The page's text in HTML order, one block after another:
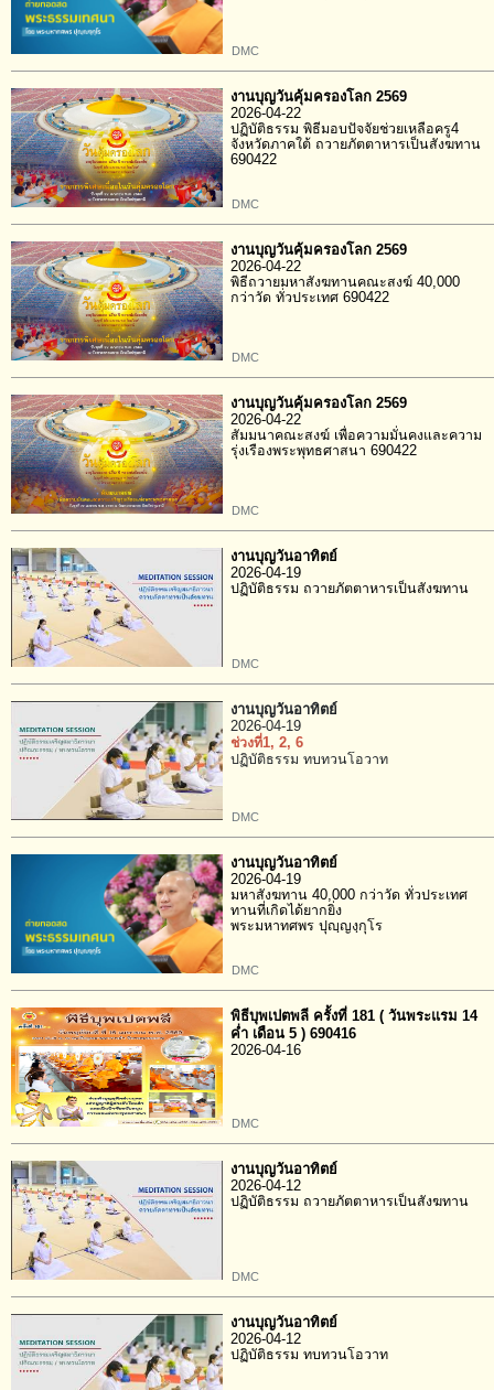
DMC
งานบุญวันคุ้มครองโลก 2569
2026-04-22
ปฏิบัติธรรม พิธีมอบปัจจัยช่วยเหลือครู4
จังหวัดภาคใต้ ถวายภัตตาหารเป็นสังฆทาน
690422
DMC
งานบุญวันคุ้มครองโลก 2569
2026-04-22
พิธีถวายมหาสังฆทานคณะสงฆ์ 40,000
กว่าวัด ทั่วประเทศ 690422
DMC
งานบุญวันคุ้มครองโลก 2569
2026-04-22
สัมมนาคณะสงฆ์ เพื่อความมั่นคงและความ
รุ่งเรืองพระพุทธศาสนา 690422
DMC
งานบุญวันอาทิตย์
2026-04-19
ปฏิบัติธรรม ถวายภัตตาหารเป็นสังฆทาน
DMC
งานบุญวันอาทิตย์
2026-04-19
ช่วงที่1, 2, 6
ปฏิบัติธรรม ทบทวนโอวาท
DMC
งานบุญวันอาทิตย์
2026-04-19
มหาสังฆทาน 40,000 กว่าวัด ทั่วประเทศ
ทานที่เกิดได้ยากยิ่ง
พระมหาทศพร ปุญฺญงฺกุโร
DMC
พิธีบุพเปตพลี ครั้งที่ 181 ( วันพระแรม 14
ค่ำ เดือน 5 ) 690416
2026-04-16
DMC
งานบุญวันอาทิตย์
2026-04-12
ปฏิบัติธรรม ถวายภัตตาหารเป็นสังฆทาน
DMC
งานบุญวันอาทิตย์
2026-04-12
ปฏิบัติธรรม ทบทวนโอวาท